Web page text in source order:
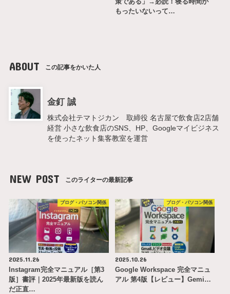
もったいないって…
ABOUT この記事をかいた人
金釘 誠
株式会社テマトジカン 取締役 名古屋で飲食店2店舗
経営 小さな飲食店のSNS、HP、Googleマイビジネス
を使ったネット集客教室を運営
NEW POST このライターの最新記事
ブログ・パソコン関係
2025.11.26
Instagram完全マニュアル［第3
版］書評｜2025年最新版を読ん
だ正直…
ブログ・パソコン関係
2025.10.26
Google Workspace 完全マニュ
アル 第4版【レビュー】Gemi…